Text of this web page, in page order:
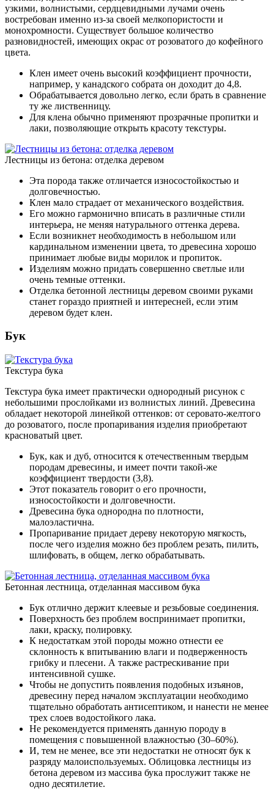
узкими, волнистыми, сердцевидными лучами очень
востребован именно из-за своей мелкопористости и
монохромности. Существует большое количество
разновидностей, имеющих окрас от розоватого до кофейного
цвета.
Клен имеет очень высокий коэффициент прочности,
например, у канадского собрата он доходит до 4,8.
Обрабатывается довольно легко, если брать в сравнение
ту же лиственницу.
Для клена обычно применяют прозрачные пропитки и
лаки, позволяющие открыть красоту текстуры.
Лестницы из бетона: отделка деревом
Эта порода также отличается износостойкостью и
долговечностью.
Клен мало страдает от механического воздействия.
Его можно гармонично вписать в различные стили
интерьера, не меняя натурального оттенка дерева.
Если возникнет необходимость в небольшом или
кардинальном изменении цвета, то древесина хорошо
принимает любые виды морилок и пропиток.
Изделиям можно придать совершенно светлые или
очень темные оттенки.
Отделка бетонной лестницы деревом своими руками
станет гораздо приятней и интересней, если этим
деревом будет клен.
Бук
Текстура бука
Текстура бука имеет практически однородный рисунок с
небольшими прослойками из волнистых линий. Древесина
обладает некоторой линейкой оттенков: от серовато-желтого
до розоватого, после пропаривания изделия приобретают
красноватый цвет.
Бук, как и дуб, относится к отечественным твердым
породам древесины, и имеет почти такой-же
коэффициент твердости (3,8).
Этот показатель говорит о его прочности,
износостойкости и долговечности.
Древесина бука однородна по плотности,
малоэластична.
Пропаривание придает дереву некоторую мягкость,
после чего изделия можно без проблем резать, пилить,
шлифовать, в общем, легко обрабатывать.
Бетонная лестница, отделанная массивом бука
Бук отлично держит клеевые и резьбовые соединения.
Поверхность без проблем воспринимает пропитки,
лаки, краску, полировку.
К недостаткам этой породы можно отнести ее
склонность к впитыванию влаги и подверженность
грибку и плесени. А также растрескивание при
интенсивной сушке.
Чтобы не допустить появления подобных изъянов,
древесину перед началом эксплуатации необходимо
тщательно обработать антисептиком, и нанести не менее
трех слоев водостойкого лака.
Не рекомендуется применять данную породу в
помещения с повышенной влажностью (30–60%).
И, тем не менее, все эти недостатки не относят бук к
разряду малоиспользуемых. Облицовка лестницы из
бетона деревом из массива бука прослужит также не
одно десятилетие.